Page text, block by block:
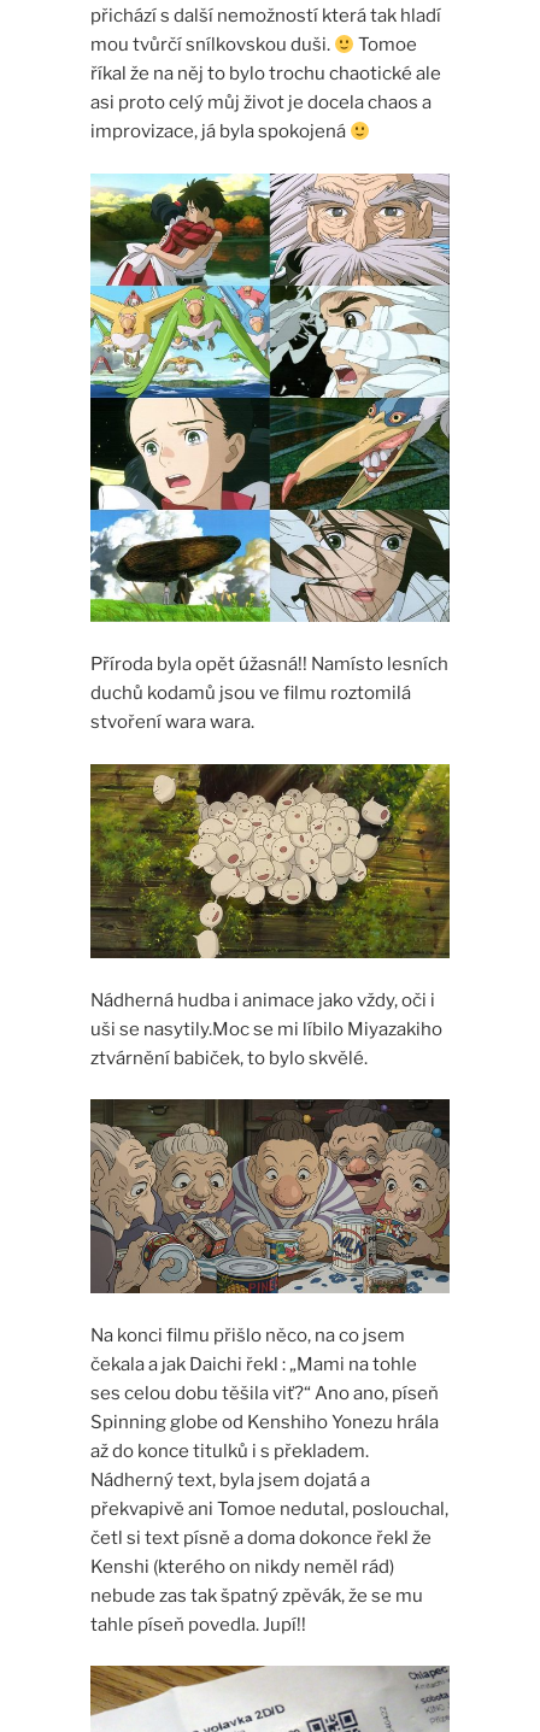
přichází s další nemožností která tak hladí
mou tvůrčí snílkovskou duši.
Tomoe
říkal že na něj to bylo trochu chaotické ale
asi proto celý můj život je docela chaos a
improvizace, já byla spokojená
Příroda byla opět úžasná!! Namísto lesních
duchů kodamů jsou ve filmu roztomilá
stvoření wara wara.
Nádherná hudba i animace jako vždy, oči i
uši se nasytily.Moc se mi líbilo Miyazakiho
ztvárnění babiček, to bylo skvělé.
Na konci filmu přišlo něco, na co jsem
čekala a jak Daichi řekl : „Mami na tohle
ses celou dobu těšila viť?“ Ano ano, píseň
Spinning globe od Kenshiho Yonezu hrála
až do konce titulků i s překladem.
Nádherný text, byla jsem dojatá a
překvapivě ani Tomoe nedutal, poslouchal,
četl si text písně a doma dokonce řekl že
Kenshi (kterého on nikdy neměl rád)
nebude zas tak špatný zpěvák, že se mu
tahle píseň povedla. Jupí!!